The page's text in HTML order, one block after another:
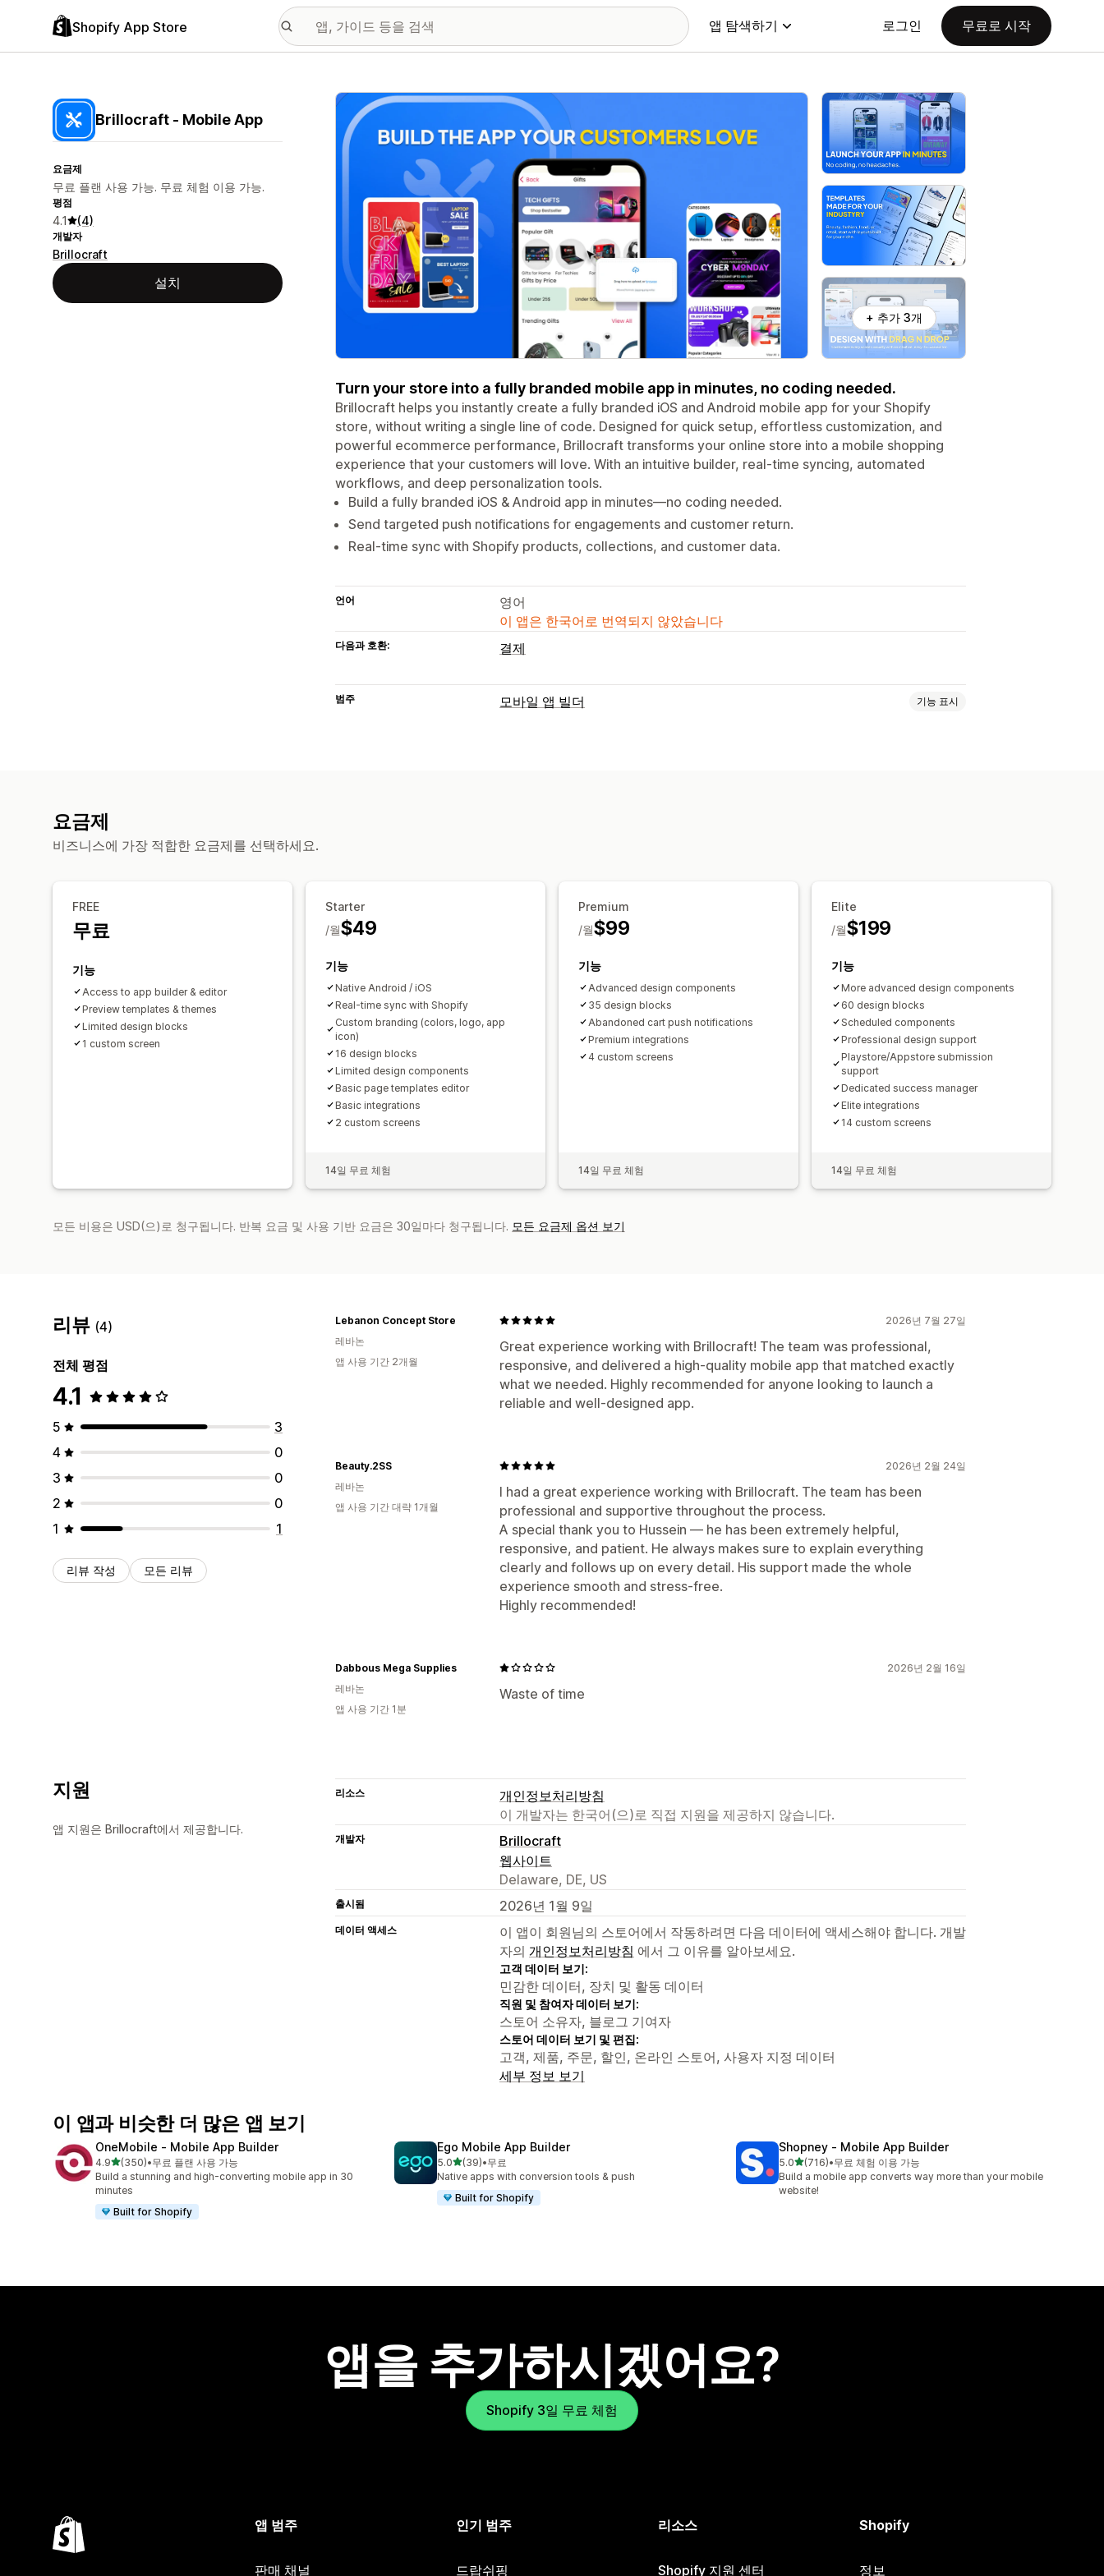
Shopify App Store 앱 탐색하기 로그인 무료로 시작
Brillocraft ‑ Mobile App
요금제
무료 플랜 사용 가능. 무료 체험 이용 가능.
평점
4.1 (4)
개발자
Brillocraft
설치
추천 이미지 갤러리
+ 추가 3개
Turn your store into a fully branded mobile app in minutes, no coding needed.
Brillocraft helps you instantly create a fully branded iOS and Android mobile app for your Shopify
store, without writing a single line of code. Designed for quick setup, effortless customization, and
powerful ecommerce performance, Brillocraft transforms your online store into a mobile shopping
experience that your customers will love. With an intuitive builder, real-time syncing, automated
workflows, and deep personalization tools.
Build a fully branded iOS & Android app in minutes—no coding needed.
Send targeted push notifications for engagements and customer return.
Real-time sync with Shopify products, collections, and customer data.
언어
영어
이 앱은 한국어로 번역되지 않았습니다
다음과 호환: 결제
범주 모바일 앱 빌더 기능 표시
세그먼트
요금제
비즈니스에 가장 적합한 요금제를 선택하세요.
FREE
무료
기능
Access to app builder & editor
Preview templates & themes
Limited design blocks
1 custom screen
Starter
$49
/월
기능
Native Android / iOS
Real-time sync with Shopify
Custom branding (colors, logo, app
icon)
16 design blocks​
Limited design components
Basic page templates editor​
Basic integrations
2 custom screens​​
14일 무료 체험
Premium
$99
/월
기능
Advanced design components
35 design blocks​
Abandoned cart push notifications​
Premium integrations
4 custom screens​​
14일 무료 체험
Elite
$199
/월
기능
More advanced design components
60 design blocks​
Scheduled components
Professional design support​
Playstore/Appstore submission
support
Dedicated success manager
Elite integrations
14 custom screens​​
14일 무료 체험
모든 비용은 USD(으)로 청구됩니다. 반복 요금 및 사용 기반 요금은 30일마다 청구됩니다. 모든 요금제 옵션 보기
리뷰 (4)
전체 평점
4.1
5
3
4
0
3
0
2
0
1
1
리뷰 작성 모든 리뷰
2026년 7월 27일
Great experience working with Brillocraft! The team was professional,
responsive, and delivered a high-quality mobile app that matched exactly
what we needed. Highly recommended for anyone looking to launch a
reliable and well-designed app.
Lebanon Concept Store
레바논
앱 사용 기간 2개월
2026년 2월 24일
I had a great experience working with Brillocraft. The team has been
professional and supportive throughout the process.
A special thank you to Hussein — he has been extremely helpful,
responsive, and patient. He always makes sure to explain everything
clearly and follows up on every detail. His support made the whole
experience smooth and stress-free.
Highly recommended!
Beauty.2SS
레바논
앱 사용 기간 대략 1개월
2026년 2월 16일
Waste of time
Dabbous Mega Supplies
레바논
앱 사용 기간 1분
지원
앱 지원은 Brillocraft에서 제공합니다.
리소스
개인정보처리방침
이 개발자는 한국어(으)로 직접 지원을 제공하지 않습니다.
개발자
Brillocraft
웹사이트
Delaware, DE, US
출시됨 2026년 1월 9일
데이터 액세스
이 앱이 회원님의 스토어에서 작동하려면 다음 데이터에 액세스해야 합니다. 개발
자의 개인정보처리방침 에서 그 이유를 알아보세요.
고객 데이터 보기:
민감한 데이터, 장치 및 활동 데이터
직원 및 참여자 데이터 보기:
스토어 소유자, 블로그 기여자
스토어 데이터 보기 및 편집:
고객, 제품, 주문, 할인, 온라인 스토어, 사용자 지정 데이터
세부 정보 보기
이 앱과 비슷한 더 많은 앱 보기
OneMobile ‑ Mobile App Builder
4.9별 5개 중
(350)
총 리뷰 350개
•무료 플랜 사용 가능
Build a stunning and high-converting mobile app in 30
minutes
Built for Shopify
Ego Mobile App Builder
5.0별 5개 중
(39)
총 리뷰 39개
•무료
Native apps with conversion tools & push
Built for Shopify
Shopney ‑ Mobile App Builder
5.0별 5개 중
(716)
총 리뷰 716개
•무료 체험 이용 가능
Build a mobile app converts way more than your mobile
website!
앱을 추가하시겠어요?
Shopify 3일 무료 체험
앱 범주
판매 채널
인기 범주
드랍쉬핑
리소스
Shopify 지원 센터
Shopify
정보